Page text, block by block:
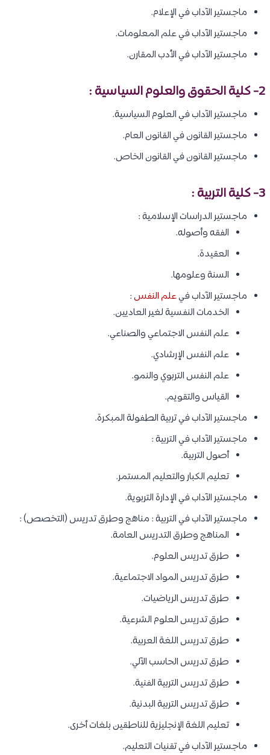
ماجستير الآداب في الإعلام.
ماجستير الآداب في علم المعلومات.
ماجستير الآداب في الأدب المقارن.
2- كلية الحقوق والعلوم السياسية :
ماجستير الآداب في العلوم السياسية.
ماجستير القانون في القانون العام.
ماجستير القانون في القانون الخاص.
3- كلية التربية :
ماجستير الدراسات الإسلامية :
الفقه وأصوله.
العقيدة.
السنة وعلومها.
ماجستير الآداب فيعلم النفس:
الخدمات النفسية لغير العاديين.
علم النفس الاجتماعي والصناعي.
علم النفس الإرشادي.
علم النفس التربوي والنمو.
القياس والتقويم.
ماجستير الآداب في تربية الطفولة المبكرة.
ماجستير الآداب في التربية :
أصول التربية.
تعليم الكبار والتعليم المستمر.
ماجستير الآداب في الإدارة التربوية.
ماجستير الآداب في التربية : مناهج وطرق تدريس (التخصص) :
المناهج وطرق التدريس العامة.
طرق تدريس العلوم.
طرق تدريس المواد الاجتماعية.
طرق تدريس الرياضيات.
طرق تدريس العلوم الشرعية.
طرق تدريس اللغة العربية.
طرق تدريس الحاسب الآلي.
طرق تدريس التربية الفنية.
طرق تدريس التربية البدنية.
تعليم اللغة الإنجليزية للناطقين بلغات أخرى.
ماجستير الآداب في تقنيات التعليم.